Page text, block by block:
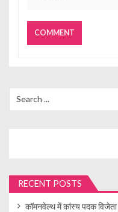
for:
RECENT POSTS
कॉमनवेल्थ में कांस्य पदक विजेता